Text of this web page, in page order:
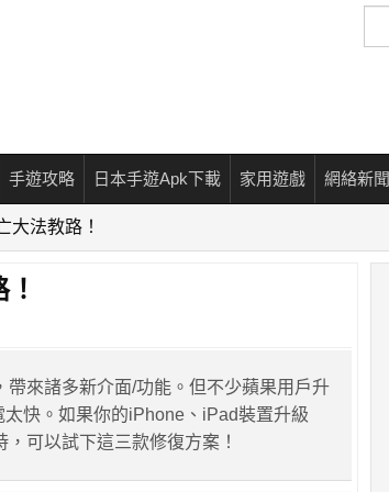
尋
手遊攻略 日本手遊Apk下載 家用遊戲 網絡新聞
大法教路！
帶來諸多新介面/功能。但不少蘋果用戶升
快。如果你的iPhone、iPad裝置升級
可以試下這三款修復方案！